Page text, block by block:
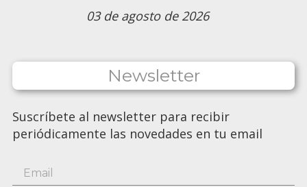
03 de agosto de 2026
Newsletter
Suscríbete al newsletter para recibir
periódicamente las novedades en tu email